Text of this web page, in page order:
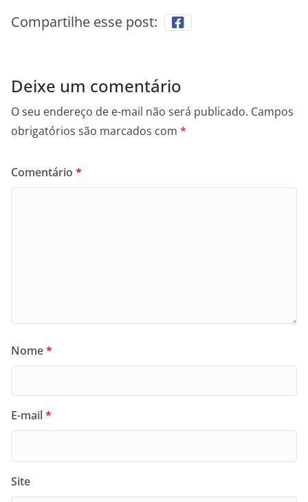
Compartilhe esse post:
Deixe um comentário
O seu endereço de e-mail não será publicado. Campos
obrigatórios são marcados com *
Comentário *
Nome*
E-mail*
Site